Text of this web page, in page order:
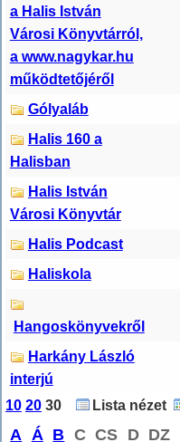
a Halis István
Városi Könyvtárról,
a www.nagykar.hu
működtetőjéről
Gólyaláb
Halis 160 a
Halisban
Halis István
Városi Könyvtár
Halis Podcast
Haliskola
Hangoskönyvekről
Harkány László
interjú
10 20 30 Lista nézet
A Á B C CS D DZ